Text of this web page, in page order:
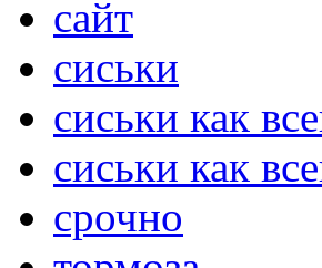
сайт
сиськи
сиськи как
сиськи как
срочно